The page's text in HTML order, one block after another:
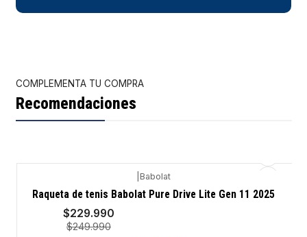
COMPLEMENTA TU COMPRA
Recomendaciones
-8%
Babolat
Raqueta de tenis Babolat Pure Drive Lite Gen 11 2025
$229.990
$249.990